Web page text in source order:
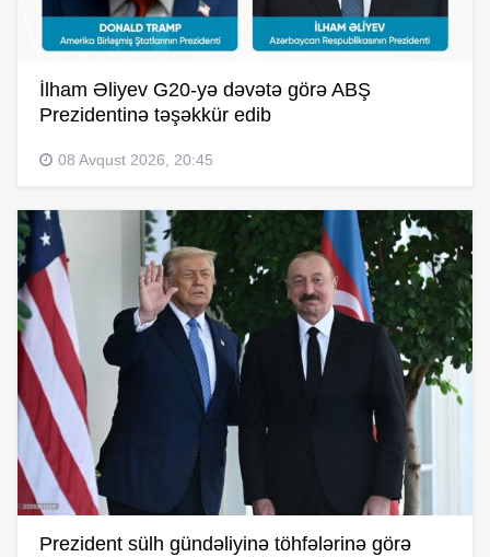
İlham Əliyev G20-yə dəvətə görə ABŞ
Prezidentinə təşəkkür edib
08 Avqust 2026, 20:45
Prezident sülh gündəliyinə töhfələrinə görə